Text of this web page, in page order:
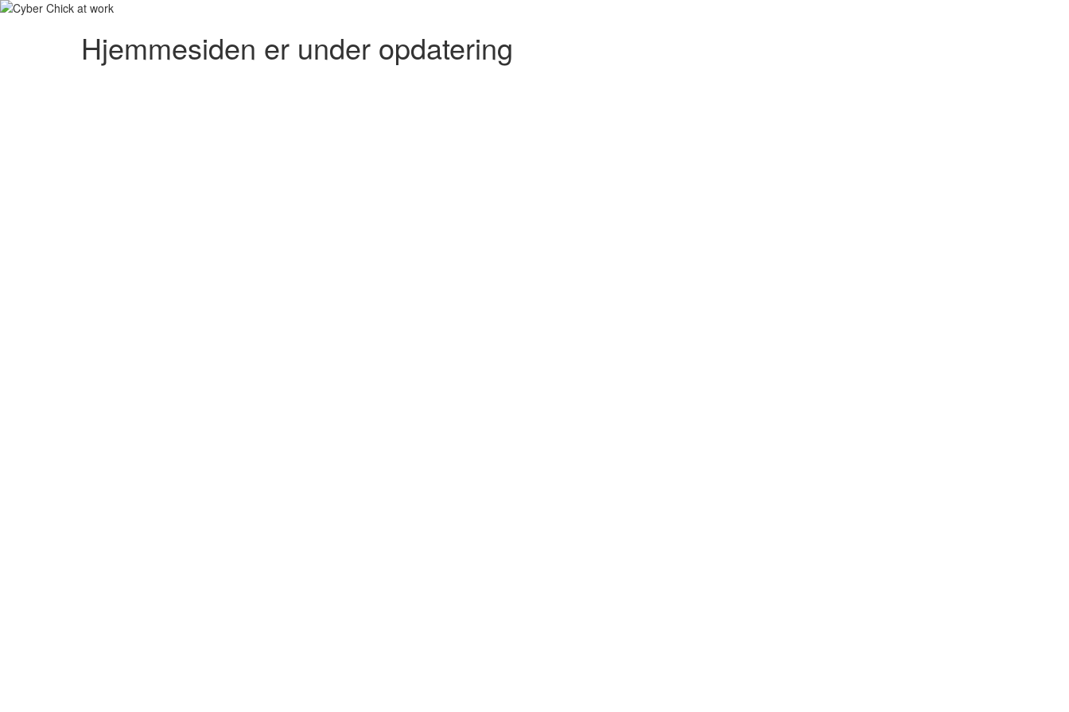
Hjemmesiden er under opdatering